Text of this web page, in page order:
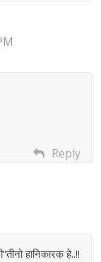
Reply
हानिकारक हे..!!